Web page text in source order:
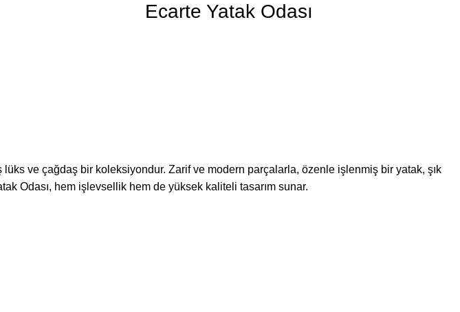
Ecarte Yatak Odası
lüks ve çağdaş bir koleksiyondur. Zarif ve modern parçalarla, özenle işlenmiş bir yatak, şık
Odası, hem işlevsellik hem de yüksek kaliteli tasarım sunar.